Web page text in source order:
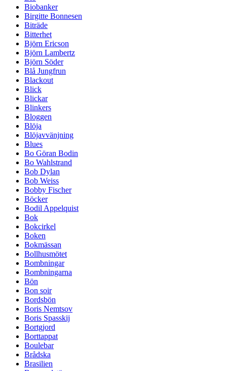
Biobanker
Birgitte Bonnesen
Biträde
Bitterhet
Björn Ericson
Björn Lambertz
Björn Söder
Blå Jungfrun
Blackout
Blick
Blickar
Blinkers
Bloggen
Blöja
Blöjavvänjning
Blues
Bo Göran Bodin
Bo Wahlstrand
Bob Dylan
Bob Weiss
Bobby Fischer
Böcker
Bodil Appelquist
Bok
Bokcirkel
Boken
Bokmässan
Bollhusmötet
Bombningar
Bombningarna
Bön
Bon soir
Bordsbön
Boris Nemtsov
Boris Spasskij
Bortgjord
Borttappat
Boulebar
Brådska
Brasilien